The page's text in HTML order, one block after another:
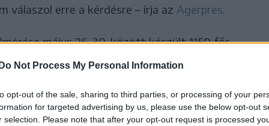
Do Not Process My Personal Information
opt-out of the sale, sharing to third parties, or processing of your
for targeted advertising by us, please use the below opt-out
selection. Please note that after your opt-out request is processed
válaszol erre a kérdésre – írja az Agerpres.
május 26–30. között készült 1150 fős